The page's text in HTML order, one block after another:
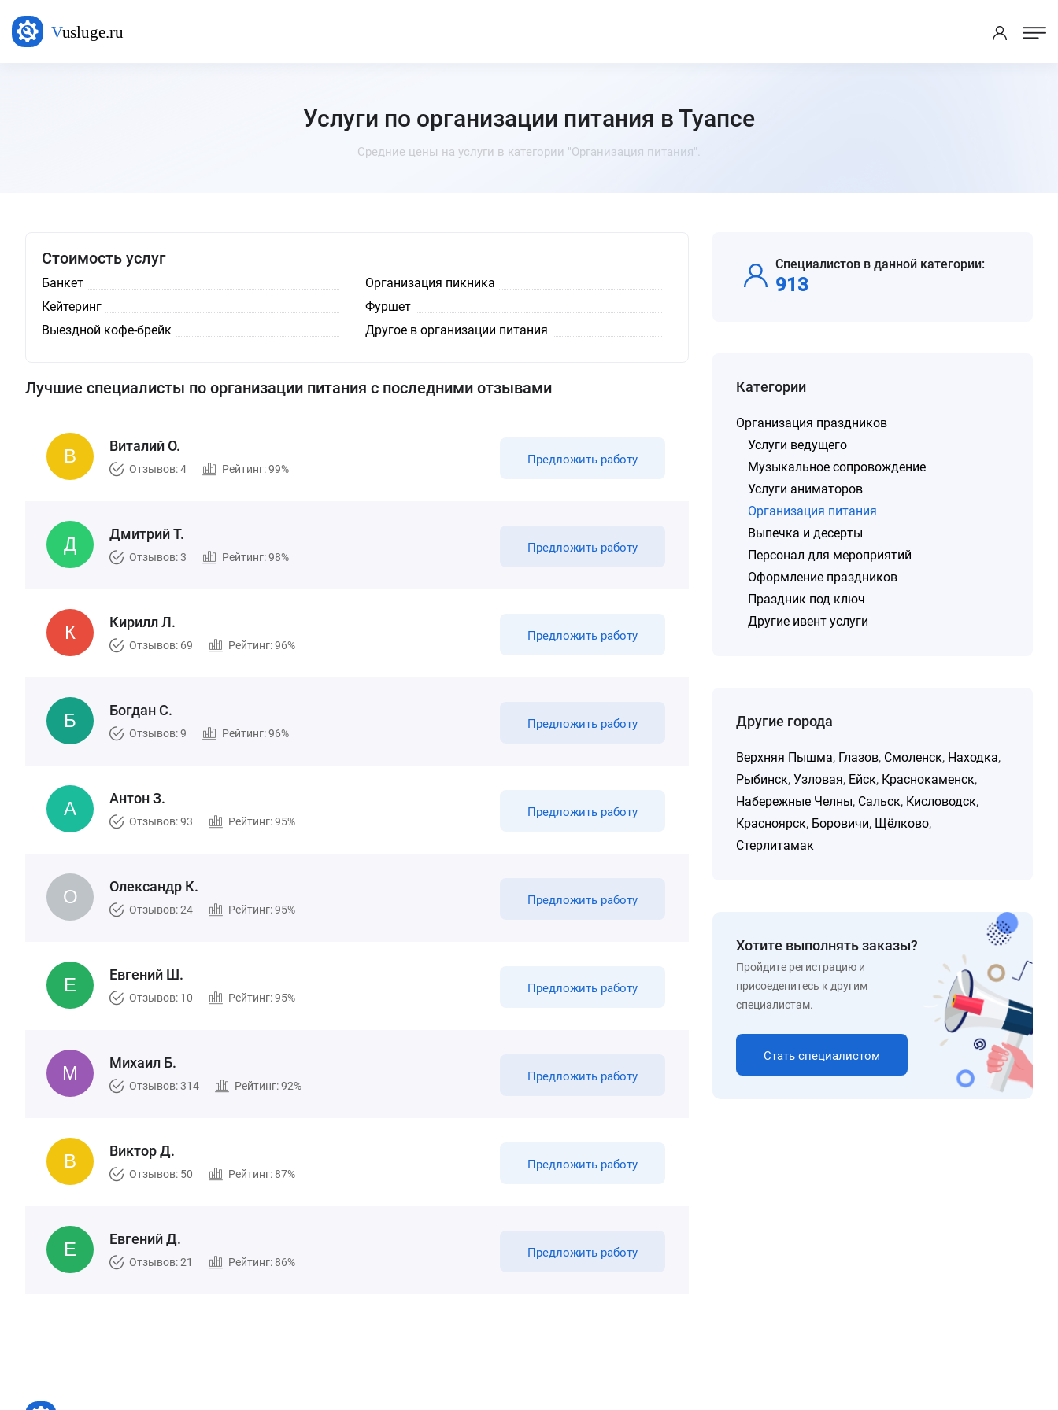
Услуги по организации питания в Туапсе
Средние цены на услуги в категории "Организация питания".
Стоимость услуг
Банкет
Организация пикника
Кейтеринг
Фуршет
Выездной кофе-брейк
Другое в организации питания
Лучшие специалисты по организации питания с последними отзывами
Виталий О.
Отзывов: 4 Рейтинг: 99%
Предложить работу
Дмитрий Т.
Отзывов: 3 Рейтинг: 98%
Предложить работу
Кирилл Л.
Отзывов: 69 Рейтинг: 96%
Предложить работу
Богдан С.
Отзывов: 9 Рейтинг: 96%
Предложить работу
Антон З.
Отзывов: 93 Рейтинг: 95%
Предложить работу
Олександр К.
Отзывов: 24 Рейтинг: 95%
Предложить работу
Евгений Ш.
Отзывов: 10 Рейтинг: 95%
Предложить работу
Михаил Б.
Отзывов: 314 Рейтинг: 92%
Предложить работу
Виктор Д.
Отзывов: 50 Рейтинг: 87%
Предложить работу
Евгений Д.
Отзывов: 21 Рейтинг: 86%
Предложить работу
Специалистов в данной категории:
913
Категории
Организация праздников
Услуги ведущего
Музыкальное сопровождение
Услуги аниматоров
Организация питания
Выпечка и десерты
Персонал для мероприятий
Оформление праздников
Праздник под ключ
Другие ивент услуги
Другие города
Верхняя Пышма, Глазов, Смоленск, Находка,
Рыбинск,Узловая, Ейск, Краснокаменск,
Набережные Челны, Сальск, Кисловодск,
Красноярск, Боровичи, Щёлково,
Стерлитамак
Хотите выполнять заказы?
Пройдите регистрацию и
присоеденитесь к другим
специалистам.
Стать специалистом